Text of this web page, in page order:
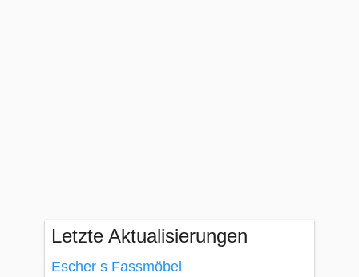
Letzte Aktualisierungen
Escher s Fassmöbel